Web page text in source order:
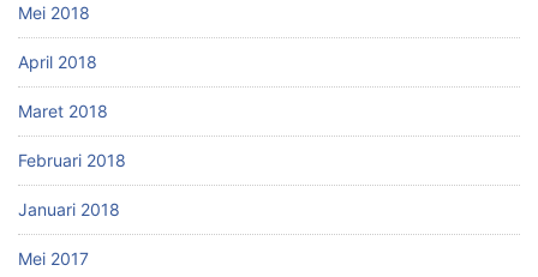
Mei 2018
April 2018
Maret 2018
Februari 2018
Januari 2018
Mei 2017